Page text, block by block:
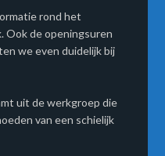
rond het
Ook de openingsuren
we even duidelijk bij
uit de werkgroep die
van een schielijk